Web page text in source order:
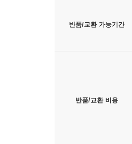
대해 자세히 아는 중
통치 체제 2: 공산당
중국이라는 나라가 어
반품/교환 가능기간
반품/교환 비용